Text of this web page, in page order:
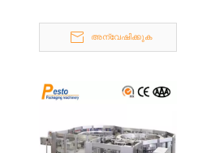
അന്വേഷിക്കുക